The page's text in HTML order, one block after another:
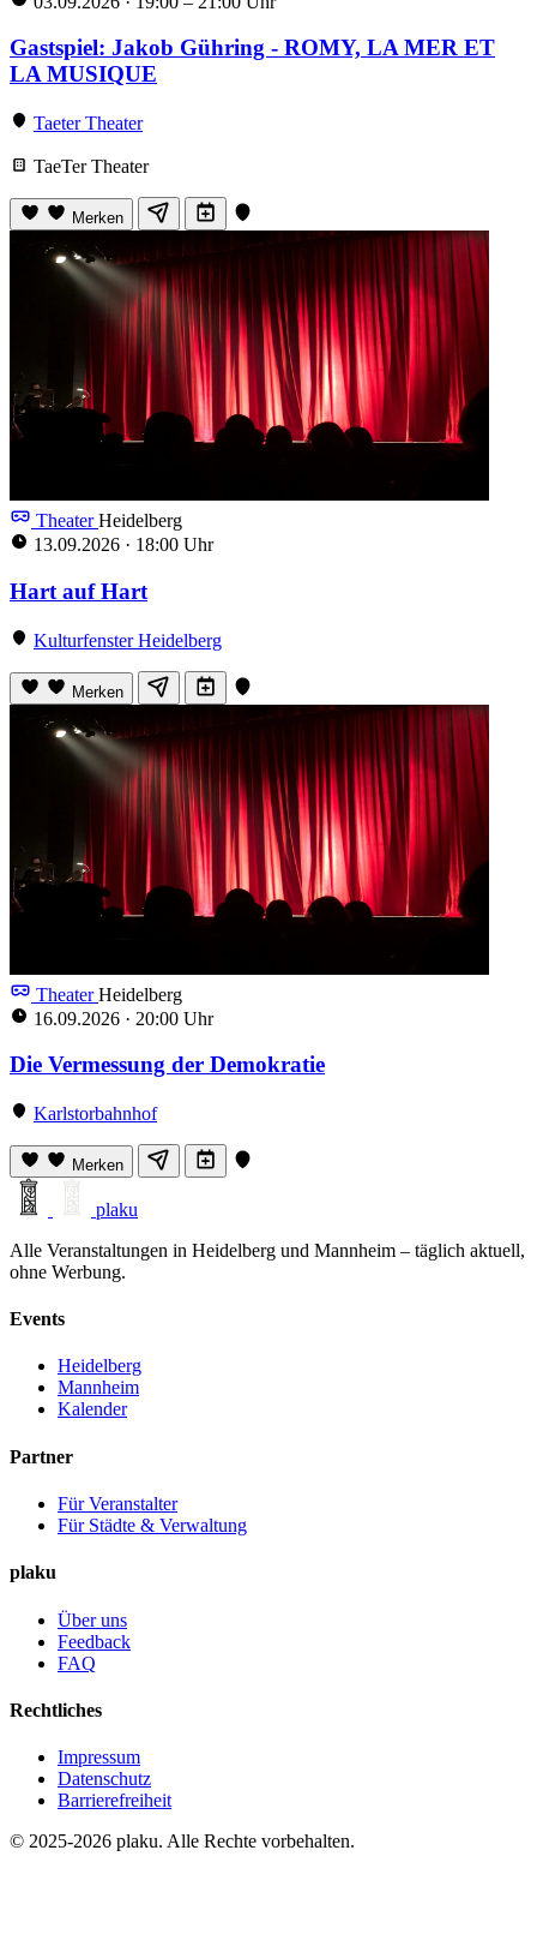
Gastspiel: Jakob Gühring - ROMY, LA MER ET
LA MUSIQUE
Taeter Theater
TaeTer Theater
Merken
TheaterHeidelberg
13.09.2026 · 18:00 Uhr
Hart auf Hart
Kulturfenster Heidelberg
Merken
TheaterHeidelberg
16.09.2026 · 20:00 Uhr
Die Vermessung der Demokratie
Karlstorbahnhof
Merken
plaku
Alle Veranstaltungen in Heidelberg und Mannheim – täglich aktuell,
ohne Werbung.
Events
Heidelberg
Mannheim
Kalender
Partner
Für Veranstalter
Für Städte & Verwaltung
plaku
Über uns
Feedback
FAQ
Rechtliches
Impressum
Datenschutz
Barrierefreiheit
© 2025-2026 plaku. Alle Rechte vorbehalten.